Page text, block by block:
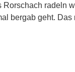
radeln
bergab geht.